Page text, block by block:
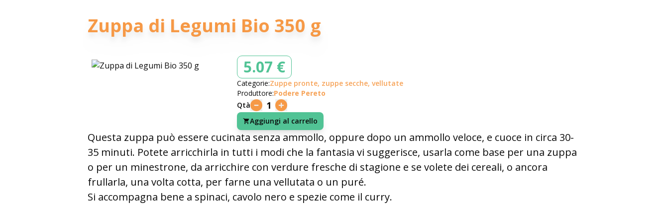
Zuppa di Legumi Bio 350 g
5.07 €
Categorie:Zuppe pronte, zuppe secche, vellutate
Produttore:Podere Pereto
Qtà
1
Aggiungi al carrello
Questa zuppa può essere cucinata senza ammollo, oppure dopo un ammollo veloce, e cuoce in circa 30-
35 minuti. Potete arricchirla in tutti i modi che la fantasia vi suggerisce, usarla come base per una zuppa
o per un minestrone, da arricchire con verdure fresche di stagione e se volete dei cereali, o ancora
frullarla, una volta cotta, per farne una vellutata o un puré.
Si accompagna bene a spinaci, cavolo nero e spezie come il curry.